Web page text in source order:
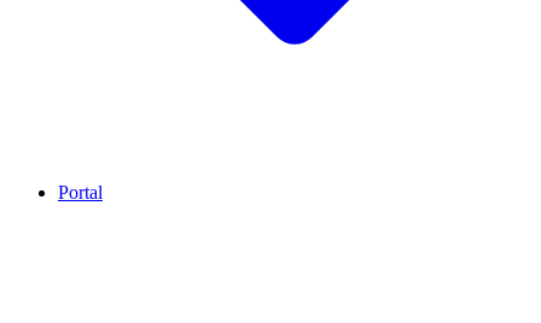
Portal